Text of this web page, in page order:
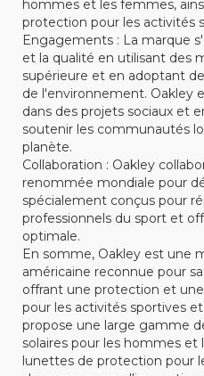
hommes et les femmes,
protection pour les activités
Engagements : La marque
et la qualité en utilisant des
supérieure et en adoptant
de l'environnement. Oakley
dans des projets sociaux et
soutenir les communautés
planète.
Collaboration : Oakley
renommée mondiale pour
spécialement conçus pour
professionnels du sport et
optimale.
En somme, Oakley est une
américaine reconnue pour
offrant une protection et
pour les activités sportives
propose une large gamme
solaires pour les hommes et
lunettes de protection pour